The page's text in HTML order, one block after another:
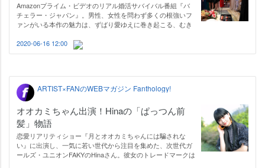
Amazonプライム・ビデオのリアル婚活サバイバル番組『バ
チェラー・ジャパン』。男性、女性を問わず多くの根強いフ
ァンがいる本作の魅力は、ずばり愛ゆえに巻き起こる、むき
開が目白押しです。この夏には男女が逆転した『バチェロレ
ッテ・ジャパン』もAmazonプライ…
2020-06-16 12:00
ARTIST×FANのWEBマガジン Fanthology!
オオカミちゃん出演！Hinaの「ぱっつん前
髪」物語
恋愛リアリティショー『月とオオカミちゃんには騙されな
い』に出演し、一気に若い世代から注目を集めた、次世代ガ
ールズ・ユニオンFAKYのHinaさん。彼女のトレードマークは